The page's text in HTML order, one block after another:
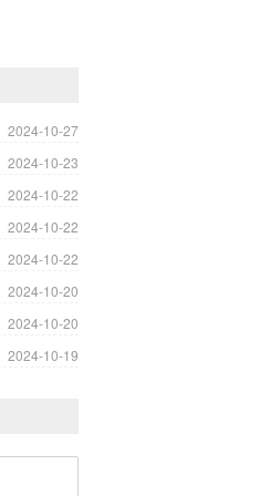
2024-10-27
2024-10-23
2024-10-22
2024-10-22
2024-10-22
2024-10-20
2024-10-20
2024-10-19